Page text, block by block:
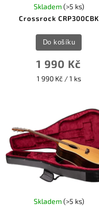
Crossrock CRP300CBK
Skladem(>5 ks)
1 990 Kč
1 990 Kč / 1 ks
Do košíku
Skladem(>5 ks)